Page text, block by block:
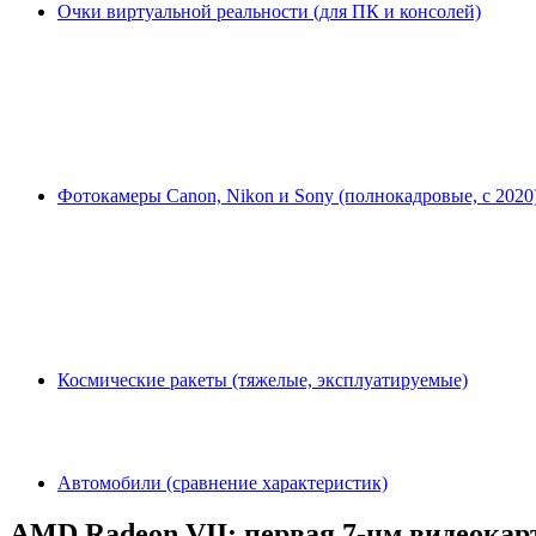
Очки виртуальной реальности (для ПК и консолей)
Фотокамеры Canon, Nikon и Sony (полнокадровые, с
Космические ракеты (тяжелые, эксплуатируемые)
Автомобили (сравнение характеристик)